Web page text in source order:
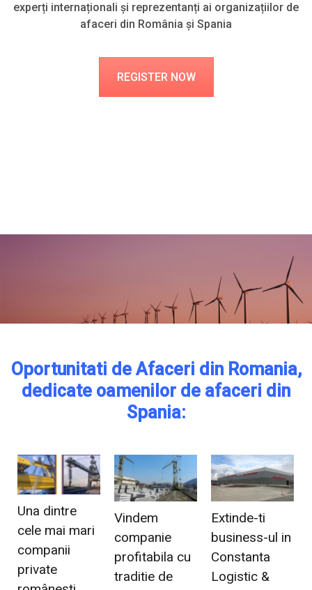
experți internaționali și reprezentanți ai organizațiilor de
afaceri din România și Spania
REGISTER NOW
Oportunitati de Afaceri din Romania,
dedicate oamenilor de afaceri din
Spania:
Una dintre
cele mai mari
companii
private
Vindem
companie
profitabila cu
traditie de
Extinde-ti
business-ul in
Constanta
Logistic &